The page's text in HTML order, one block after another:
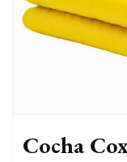
Cocha